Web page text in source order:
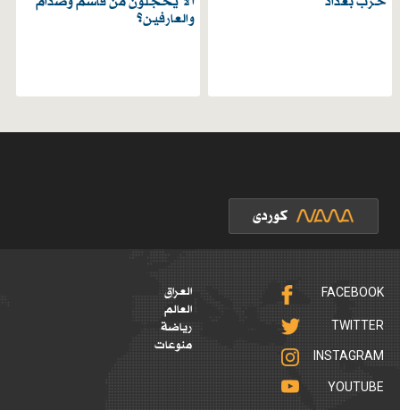
والعارفين؟
FACEBOOK
TWITTER
INSTAGRAM
YOUTUBE
العراق
العالم
رياضة
منوعات